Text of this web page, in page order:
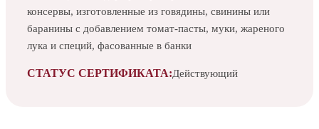
консервы, изготовленные из говядины, свинины или
баранины с добавлением томат-пасты, муки, жареного
лука и специй, фасованные в банки
СТАТУС СЕРТИФИКАТА:Действующий